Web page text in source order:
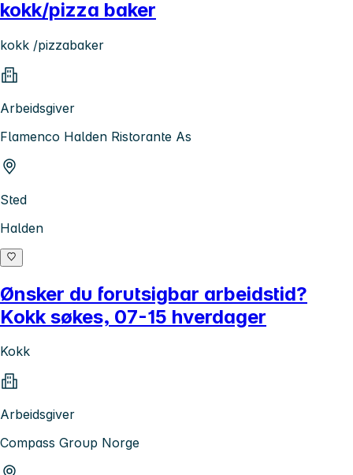
kokk/pizza baker
kokk /pizzabaker
Arbeidsgiver
Flamenco Halden Ristorante As
Sted
Halden
Ønsker du forutsigbar arbeidstid?
Kokk søkes, 07-15 hverdager
Kokk
Arbeidsgiver
Compass Group Norge